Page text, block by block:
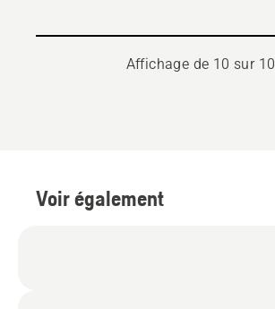
Affichage de 10 sur 10
Voir également